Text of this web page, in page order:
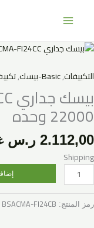
التكييفات,Basic-بيسك ,
22000 وحده
2.112,00 ر.س
Shipping
كمية
جداري
BSACMA-
FI24CC
(بارد)
وحده
رمز المنتج: BSACMA-FI24CB